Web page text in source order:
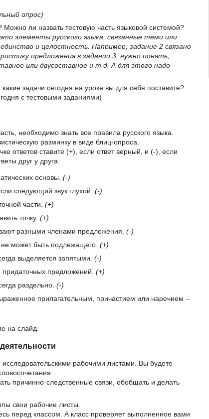
опрос)
ли назвать тестовую часть языковой системой?
элементы русского языка, связанные теми или
и целостность. Например, задание 2 связано
предложения в задании 3, нужно понять,
или двусоставное и т.д. А для этого надо
задачи сегодня на уроке вы для себя поставите?
с тестовыми заданиями)
необходимо знать все правила русского языка.
разминку в виде блиц-опроса.
ответов ставите (+), если ответ верный, и (-), если
друг у друга.
основы. (-)
следующий звук глухой. (-)
части. (+)
точку. (+)
разными членами предложения. (-)
может быть подлежащего. (+)
выделяется запятыми. (-)
предложений. (+)
раздельно. (-)
прилагательным, причастием или наречием –
на слайд.
рабочими листами. Вы будете
причинно-следственные связи, обобщать и делать
свои рабочие листы.
перед классом. А класс проверяет выполненное вами